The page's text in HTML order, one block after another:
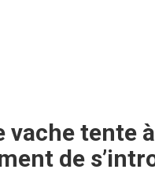
vache tente
de